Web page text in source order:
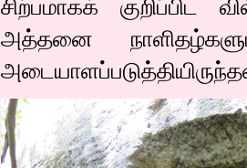
சிற்பமாகக் குறிப்பிட
அத்தனை